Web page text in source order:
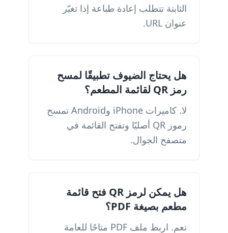
الثابتة تتطلب إعادة طباعة إذا تغيّر
عنوان URL.
هل يحتاج الضيوف تطبيقًا لمسح
رمز QR لقائمة المطعم؟
لا. كاميرات iPhone وAndroid تمسح
رموز QR أصليًا وتفتح القائمة في
متصفح الجوال.
هل يمكن لرمز QR فتح قائمة
مطعم بصيغة PDF؟
نعم. اربط ملف PDF متاحًا للعامة